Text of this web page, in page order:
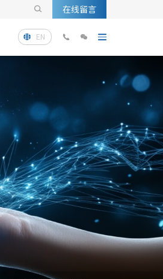
 在线留言
 EN  